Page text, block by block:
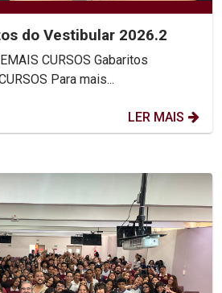
do Vestibular 2026.2
MEDICINA DEMAIS CURSOS Para mais...
LER MAIS